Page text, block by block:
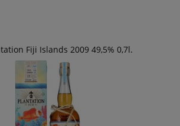
Fiji Islands 2009 49,5% 0,7l.